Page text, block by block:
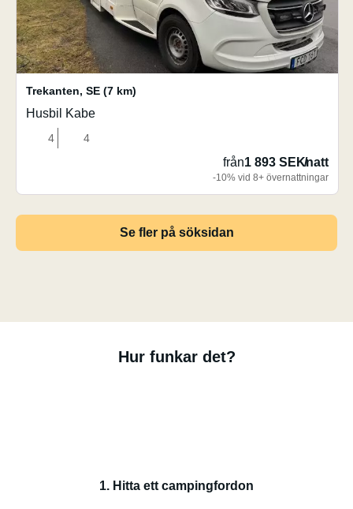
Trekanten, SE (7 km)
Husbil Kabe
4 4
från1 893 SEK/natt
-10% vid 8+ övernattningar
Se fler på söksidan
Hur funkar det?
1. Hitta ett campingfordon